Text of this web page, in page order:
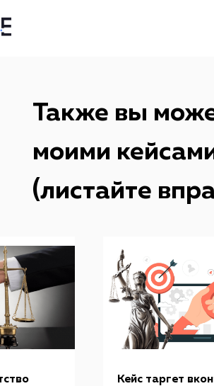
Также вы
моими
(листайте
Кейс таргет